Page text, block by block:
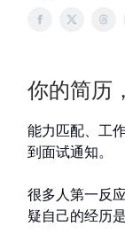
你的简历
能力匹配、工
到面试通知。
很多人第一反
疑自己的经历